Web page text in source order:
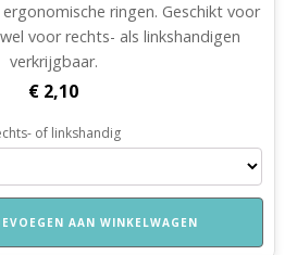
ringen. Geschikt voor
voor rechts- als linkshandigen
verkrijgbaar.
€ 2,10
of linkshandig
AAN WINKELWAGEN